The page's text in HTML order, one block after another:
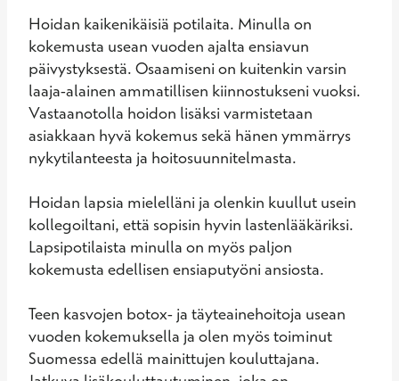
Hoidan kaikenikäisiä potilaita. Minulla on
kokemusta usean vuoden ajalta ensiavun
päivystyksestä. Osaamiseni on kuitenkin varsin
laaja-alainen ammatillisen kiinnostukseni vuoksi.
Vastaanotolla hoidon lisäksi varmistetaan
asiakkaan hyvä kokemus sekä hänen ymmärrys
nykytilanteesta ja hoitosuunnitelmasta.
Hoidan lapsia mielelläni ja olenkin kuullut usein
kollegoiltani, että sopisin hyvin lastenlääkäriksi.
Lapsipotilaista minulla on myös paljon
kokemusta edellisen ensiaputyöni ansiosta.
Teen kasvojen botox- ja täyteainehoitoja usean
vuoden kokemuksella ja olen myös toiminut
Suomessa edellä mainittujen kouluttajana.